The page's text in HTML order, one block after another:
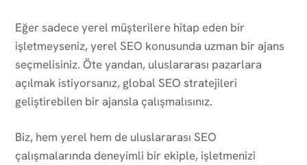
Eğer sadece yerel müşterilere hitap eden bir
işletmeyseniz, yerel SEO konusunda uzman bir ajans
seçmelisiniz. Öte yandan, uluslararası pazarlara
açılmak istiyorsanız, global SEO stratejileri
geliştirebilen bir ajansla çalışmalısınız.
Biz, hem yerel hem de uluslararası SEO
çalışmalarında deneyimli bir ekiple, işletmenizi